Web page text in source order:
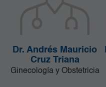
Dr. Andrés Mauricio
Cruz Triana
Ginecología y Obstetricia